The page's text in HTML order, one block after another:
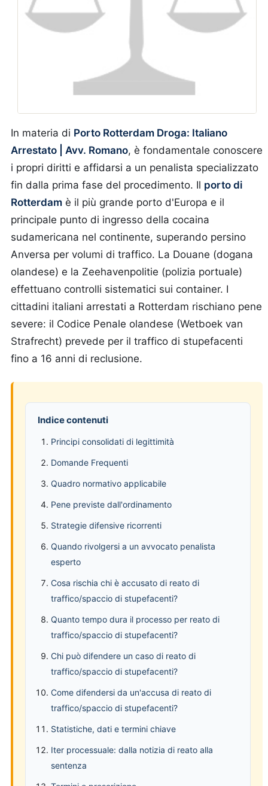
In materia di Porto Rotterdam Droga: Italiano
Arrestato | Avv. Romano, è fondamentale conoscere
i propri diritti e affidarsi a un penalista specializzato
fin dalla prima fase del procedimento. Il porto di
Rotterdam è il più grande porto d'Europa e il
principale punto di ingresso della cocaina
sudamericana nel continente, superando persino
Anversa per volumi di traffico. La Douane (dogana
olandese) e la Zeehavenpolitie (polizia portuale)
effettuano controlli sistematici sui container. I
cittadini italiani arrestati a Rotterdam rischiano pene
severe: il Codice Penale olandese (Wetboek van
Strafrecht) prevede per il traffico di stupefacenti
fino a 16 anni di reclusione.
Indice contenuti
Principi consolidati di legittimità
Domande Frequenti
Quadro normativo applicabile
Pene previste dall'ordinamento
Strategie difensive ricorrenti
Quando rivolgersi a un avvocato penalista
esperto
Cosa rischia chi è accusato di reato di
traffico/spaccio di stupefacenti?
Quanto tempo dura il processo per reato di
traffico/spaccio di stupefacenti?
Chi può difendere un caso di reato di
traffico/spaccio di stupefacenti?
Come difendersi da un'accusa di reato di
traffico/spaccio di stupefacenti?
Statistiche, dati e termini chiave
Iter processuale: dalla notizia di reato alla
sentenza